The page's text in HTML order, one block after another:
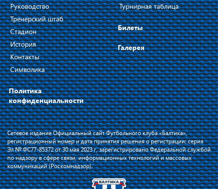
Руководство
Тренерский штаб
Стадион
История
Контакты
Символика
Политика
конфиденциальности
Турнирная таблица
Билеты
Галерея
Сетевое издание Официальный сайт Футбольного клуба «Балтика»,
регистрационный номер и дата принятия решения о регистрации: серия
Эл № ФС77-85372 от 30 мая 2023 г, зарегистрировано Федеральной службой
по надзору в сфере связи, информационных технологий и массовых
коммуникаций (Роскомнадзор).